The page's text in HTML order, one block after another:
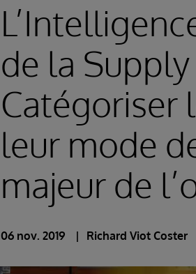
de la Supply
Catégoriser
leur mode
majeur de
06 nov. 2019 Richard Viot Coster